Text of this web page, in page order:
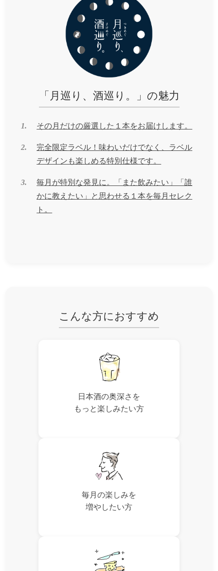
「月巡り、酒巡り。」の魅力
1. その月だけの厳選した１本をお届けします。
2.
完全限定ラベル！味わいだけでなく、ラベル
デザインも楽しめる特別仕様です。
3.
毎月が特別な発見に。「また飲みたい」「誰
かに教えたい」と思わせる１本を毎月セレク
ト。
こんな方におすすめ
日本酒の奥深さを
もっと楽しみたい方
毎月の楽しみを
増やしたい方